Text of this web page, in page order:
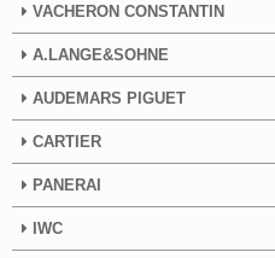
VACHERON CONSTANTIN
A.LANGE&SOHNE
AUDEMARS PIGUET
CARTIER
PANERAI
IWC